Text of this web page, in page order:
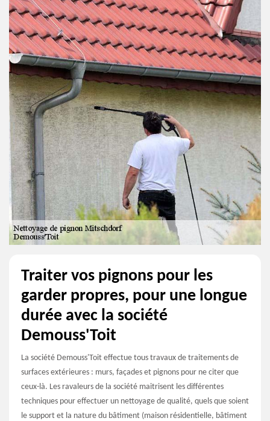
Traiter vos pignons pour les
garder propres, pour une longue
durée avec la société
Demouss'Toit
La société Demouss'Toit effectue tous travaux de traitements de
surfaces extérieures : murs, façades et pignons pour ne citer que
ceux-là. Les ravaleurs de la société maitrisent les différentes
techniques pour effectuer un nettoyage de qualité, quels que soient
le support et la nature du bâtiment (maison résidentielle, bâtiment